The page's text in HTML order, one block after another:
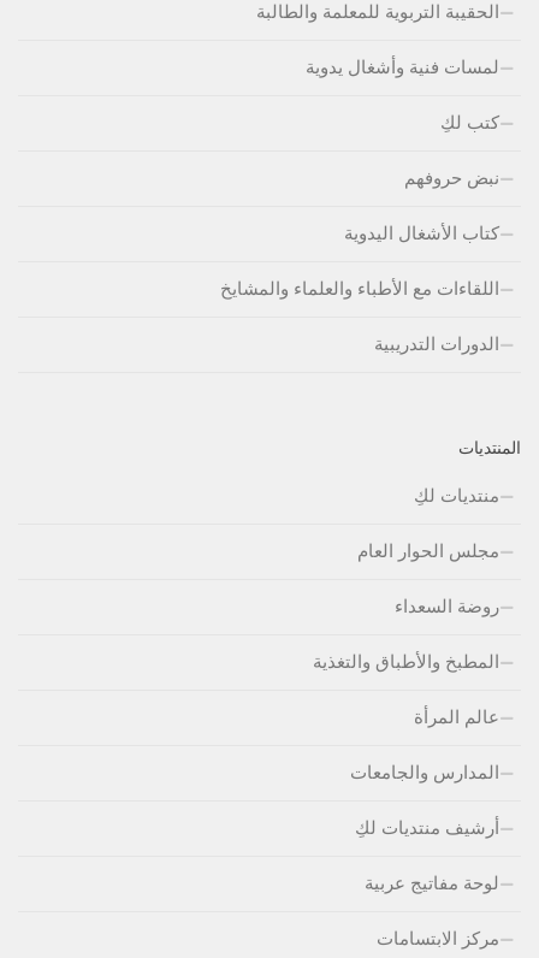
الحقيبة التربوية للمعلمة والطالبة
لمسات فنية وأشغال يدوية
كتب لكِ
نبض حروفهم
كتاب الأشغال اليدوية
اللقاءات مع الأطباء والعلماء والمشايخ
الدورات التدريبية
المنتديات
منتديات لكِ
مجلس الحوار العام
روضة السعداء
المطبخ والأطباق والتغذية
عالم المرأة
المدارس والجامعات
أرشيف منتديات لكِ
لوحة مفاتيج عربية
مركز الابتسامات